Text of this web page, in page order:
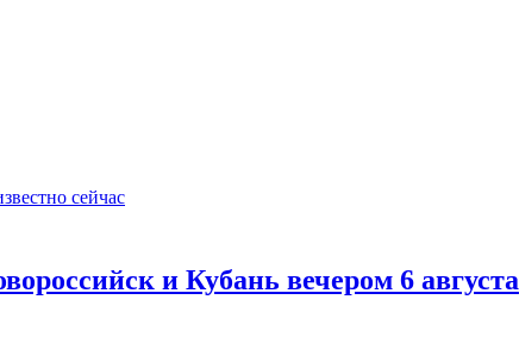
и Кубань вечером 6 августа